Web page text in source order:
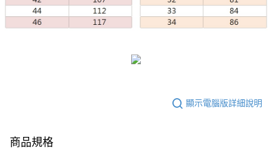
顯示電腦版詳細說明
商品規格